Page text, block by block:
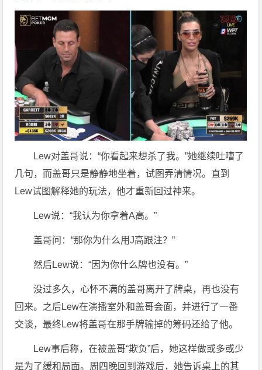
Lew对盖哥说：“你看起来想杀了我。”她继续吐嘈了
几句，而盖哥只是静静地坐着，试图弄清情况。直到
Lew试图解释她的玩法，他才重新回过神来。
Lew说：“我认为你拿着A高。”
盖哥问：“那你为什么用J高跟注？”
然后Lew说：“因为你什么牌也没有。”
没过多久，心怀不满的盖哥离开了牌桌，再也没有
回来。之后Lew在演播室外和盖哥会面，并进行了一番
交谈，最终Lew将盖哥在那手牌输掉的筹码还给了他。
Lew事后称，在被盖哥“欺负”后，她这样做或多或少
是为了缓和局面。周四晚回到游戏后，她告诉桌上的其